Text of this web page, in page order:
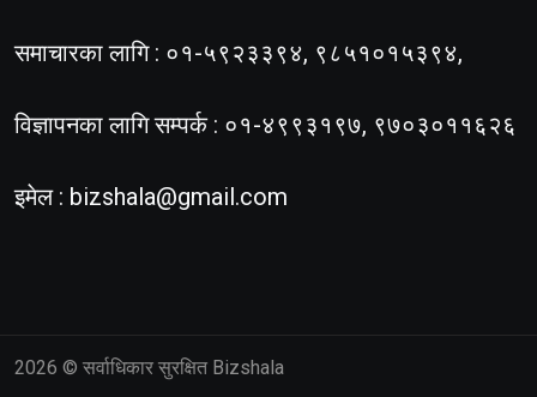
समाचारका लागि : ०१-५९२३३९४, ९८५१०१५३९४,
विज्ञापनका लागि सम्पर्क : ०१-४९९३१९७, ९७०३०११६२६
इमेल : bizshala@gmail.com
2026 © सर्वाधिकार सुरक्षित Bizshala